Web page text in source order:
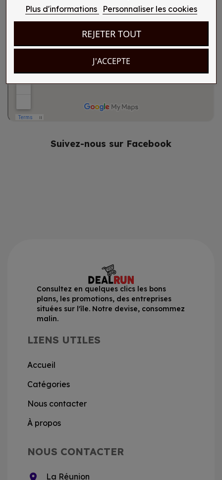
Suivez-nous sur Facebook
Plus d'informations
Personnaliser les cookies
REJETER TOUT
J'ACCEPTE
Consultez en quelques clics les bons
plans, les promotions, des entreprises
situées sur l'île. Notre devise, consommez
malin.
LIENS UTILES
Accueil
Catégories
Nous contacter
À propos
NOUS CONTACTER
location_on La Réunion